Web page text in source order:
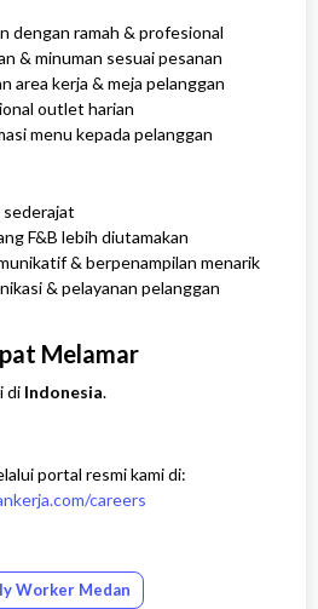
dengan ramah & profesional
& minuman sesuai pesanan
area kerja & meja pelanggan
outlet harian
menu kepada pelanggan
sederajat
F&B lebih diutamakan
& berpenampilan menarik
& pelayanan pelanggan
Melamar
di Indonesia.
portal resmi kami di:
careers
Worker Medan